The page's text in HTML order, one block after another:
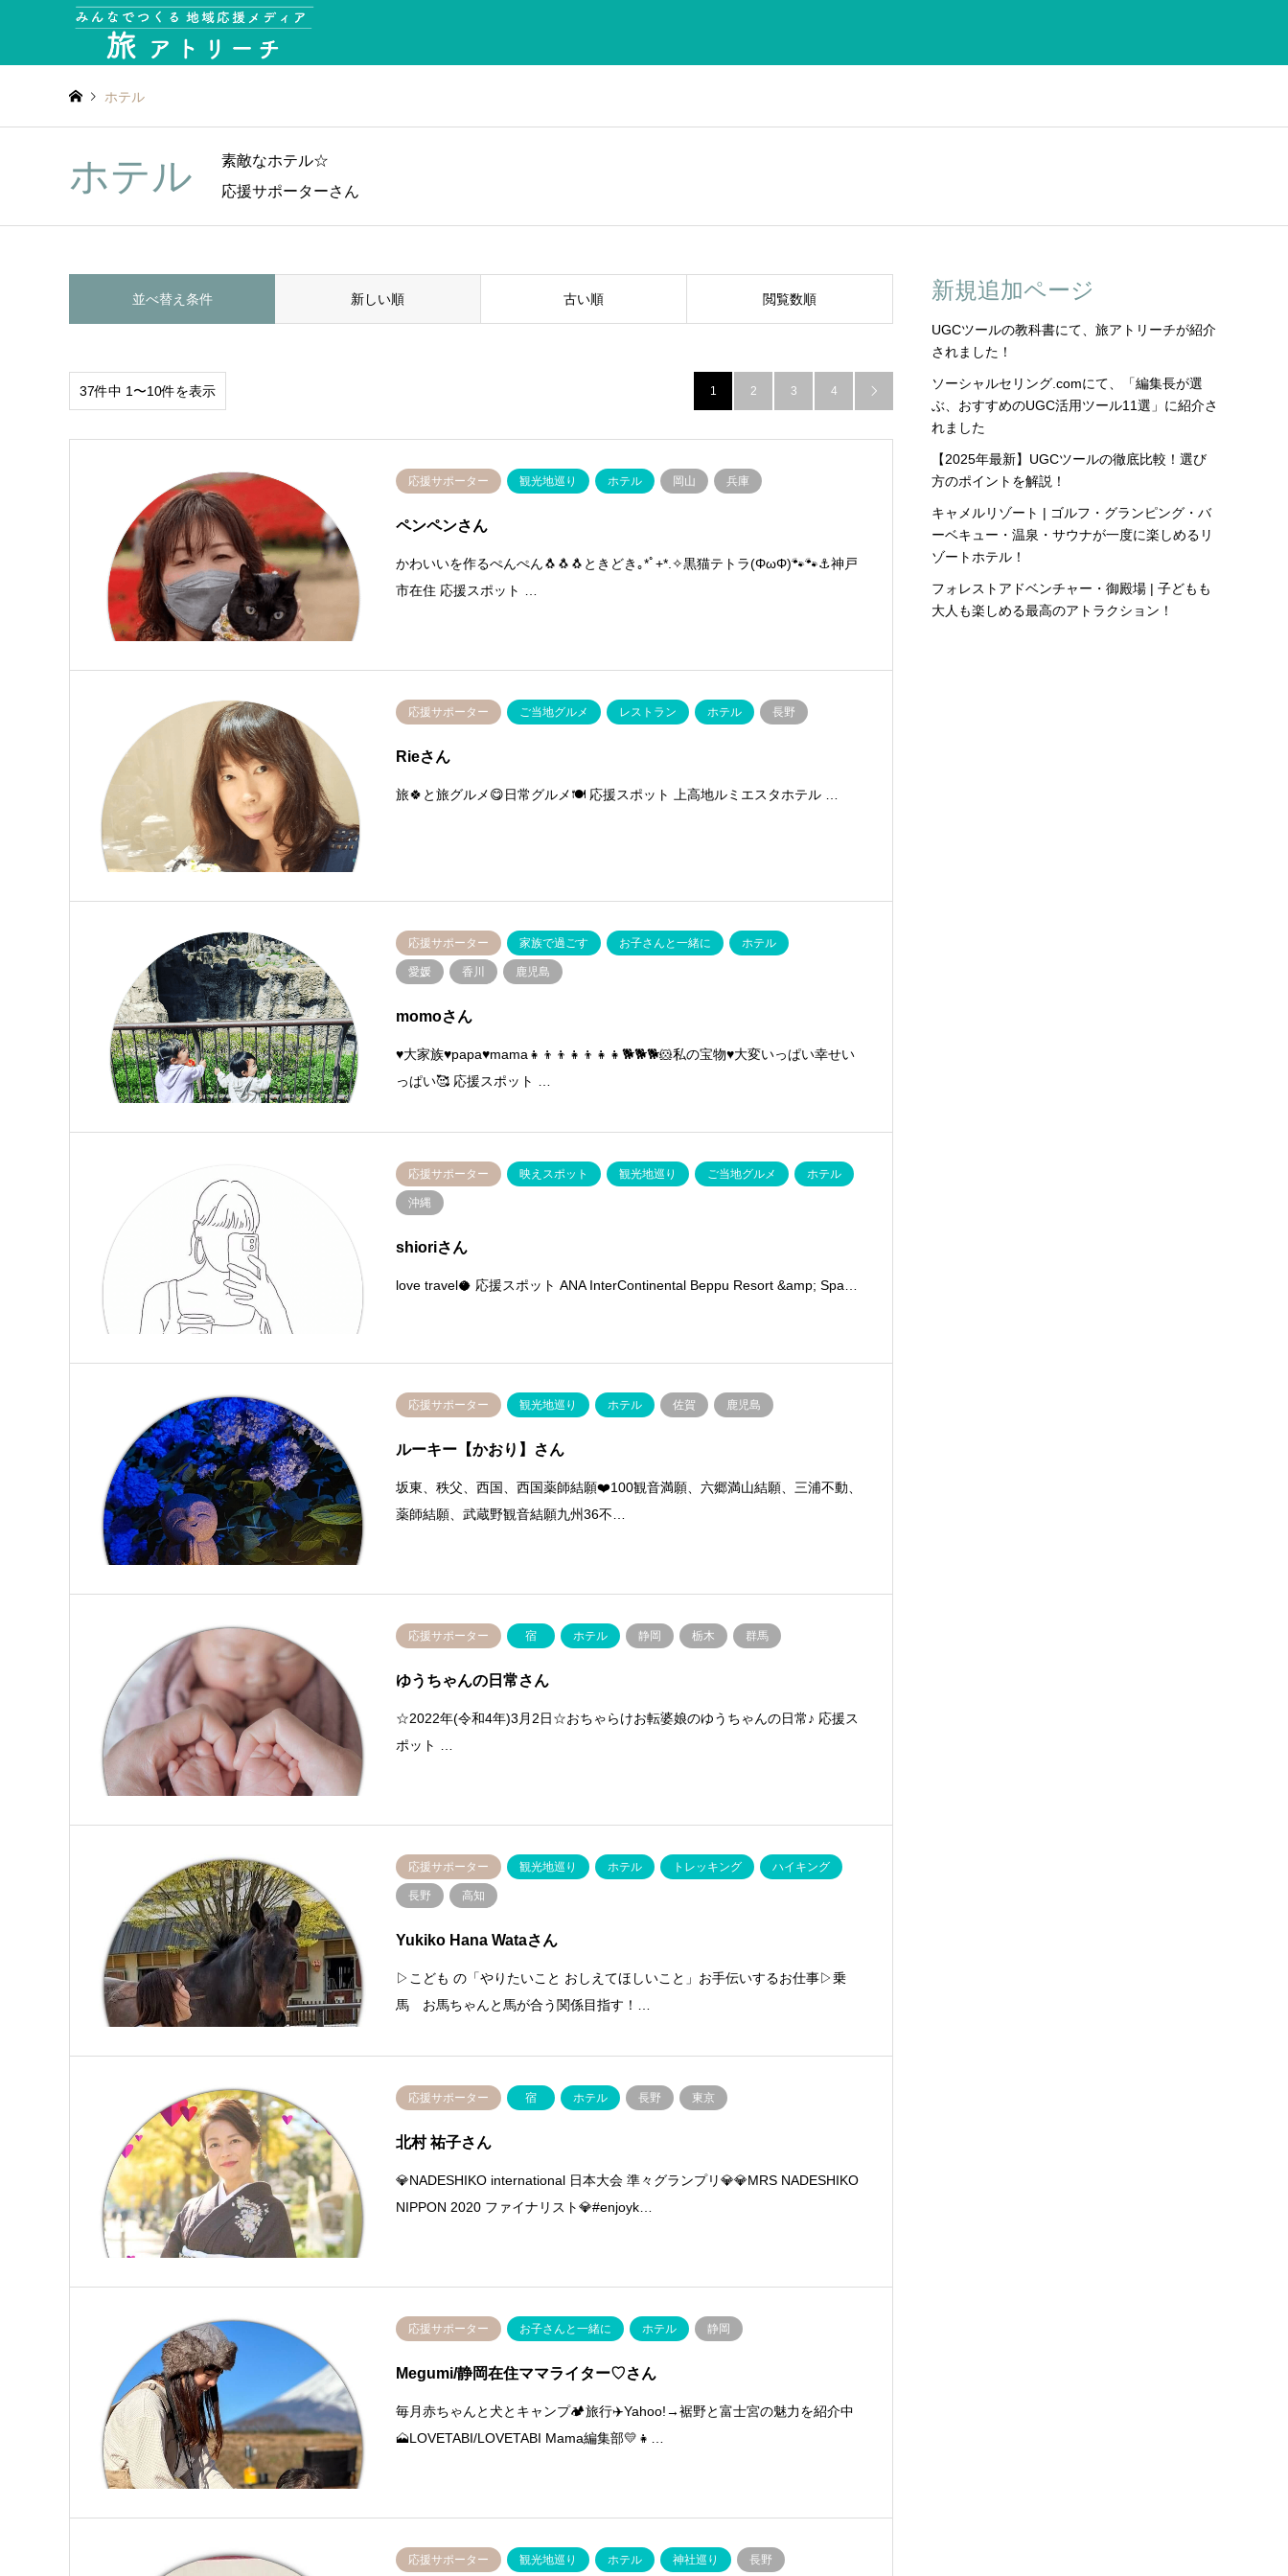
ホテル
ホテル
素敵なホテル☆
応援サポーターさん
並べ替え条件 新しい順 古い順 閲覧数順
37件中 1〜10件を表示 1 2 3 4 
応援サポーター 観光地巡り ホテル 岡山 兵庫
ペンペンさん
かわいいを作るぺんぺん🐧🐧🐧ときどき｡*ﾟ+*.✧黒猫テトラ(ΦωΦ)🐾🐾⚓神戸
市在住 応援スポット …
応援サポーター ご当地グルメ レストラン ホテル 長野
Rieさん
旅🍀と旅グルメ😋日常グルメ🍽️ 応援スポット 上高地ルミエスタホテル …
応援サポーター 家族で過ごす お子さんと一緒に ホテル
愛媛 香川 鹿児島
momoさん
♥️大家族♥papa♥mama👧👦👦👧👦👧👧🐕🐕🐕🐹私の宝物♥大変いっぱい幸せい
っぱい🥰 応援スポット …
応援サポーター 映えスポット 観光地巡り ご当地グルメ ホテル
沖縄
shioriさん
love travel🥥 応援スポット ANA InterContinental Beppu Resort &amp; Spa…
応援サポーター 観光地巡り ホテル 佐賀 鹿児島
ルーキー【かおり】さん
坂東、秩父、西国、西国薬師結願❤️100観音満願、六郷満山結願、三浦不動、
薬師結願、武蔵野観音結願九州36不…
応援サポーター 宿 ホテル 静岡 栃木 群馬
ゆうちゃんの日常さん
☆2022年(令和4年)3月2日☆おちゃらけお転婆娘のゆうちゃんの日常♪ 応援ス
ポット …
応援サポーター 観光地巡り ホテル トレッキング ハイキング
長野 高知
Yukiko Hana Wataさん
▷こども の「やりたいこと おしえてほしいこと」お手伝いするお仕事▷乗
馬 お馬ちゃんと馬が合う関係目指す！…
応援サポーター 宿 ホテル 長野 東京
北村 祐子さん
💎NADESHIKO international 日本大会 準々グランプリ💎💎MRS NADESHIKO
NIPPON 2020 ファイナリスト💎#enjoyk…
応援サポーター お子さんと一緒に ホテル 静岡
Megumi/静岡在住ママライター♡さん
毎月赤ちゃんと犬とキャンプ🏕️旅行✈️Yahoo!→裾野と富士宮の魅力を紹介中
🗻LOVETABI/LOVETABI Mama編集部💛👧…
応援サポーター 観光地巡り ホテル 神社巡り 長野
新規追加ページ
UGCツールの教科書にて、旅アトリーチが紹介
されました！
ソーシャルセリング.comにて、「編集長が選
ぶ、おすすめのUGC活用ツール11選」に紹介さ
れました
【2025年最新】UGCツールの徹底比較！選び
方のポイントを解説！
キャメルリゾート | ゴルフ・グランピング・バ
ーベキュー・温泉・サウナが一度に楽しめるリ
ゾートホテル！
フォレストアドベンチャー・御殿場 | 子どもも
大人も楽しめる最高のアトラクション！